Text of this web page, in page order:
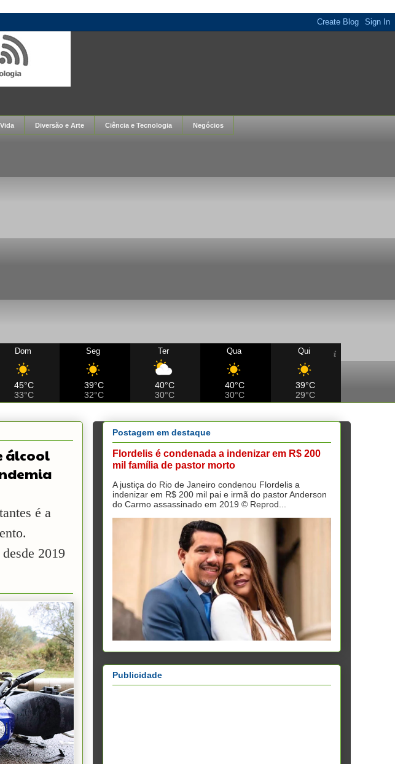
Diversão e Arte Ciência e Tecnologia Negócios
Dom
45°C
33°C
Seg
39°C
32°C
Ter
40°C
30°C
Qua
40°C
30°C
Qui
39°C
29°C
álcool
é a
2019
Postagem em destaque
Flordelis é condenada a indenizar em R$ 200
mil família de pastor morto
A justiça do Rio de Janeiro condenou Flordelis a
indenizar em R$ 200 mil pai e irmã do pastor Anderson
do Carmo assassinado em 2019 © Reprod...
Publicidade